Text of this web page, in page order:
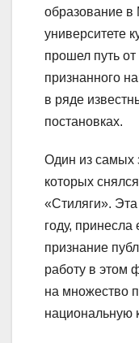
образование в
университете
прошел путь от
признанного
в ряде
постановках.
Один из самых
которых
«Стиляги».
году,
признание
работу в этом
на множество
национальную